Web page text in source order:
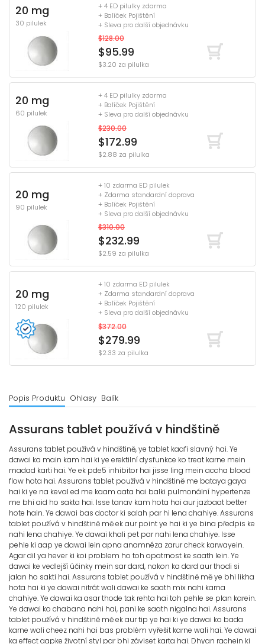
20 mg
30 pilulek
+ 4 ED pilulky zdarma
+ Balíček Pojištění
+ Sleva pro další objednávku
$128.00
$95.99
$3.20 za pilulka
20 mg
60 pilulek
+ 4 ED pilulky zdarma
+ Balíček Pojištění
+ Sleva pro další objednávku
$230.00
$172.99
$2.88 za pilulka
20 mg
90 pilulek
+ 10 zdarma ED pilulek
+ Zdarma standardní doprava
+ Balíček Pojištění
+ Sleva pro další objednávku
$310.00
$232.99
$2.59 za pilulka
20 mg
120 pilulek
+ 10 zdarma ED pilulek
+ Zdarma standardní doprava
+ Balíček Pojištění
+ Sleva pro další objednávku
$372.00
$279.99
$2.33 za pilulka
Popis Produktu Ohlasy Balík
Assurans tablet používá v hindštině
Assurans tablet používá v hindštině, ye tablet kaafi slavný hai. Ye
dawai ka main kam hai ki ye erektilní dysfunkce ko treat karne mein
madad karti hai. Ye ek pde5 inhibitor hai jisse ling mein accha blood
flow hota hai. Assurans tablet používá v hindštině me bataya gaya
hai ki ye na keval ed me kaam aata hai balki pulmonální hypertenze
me bhi aid ho sakta hai. Isse tanav kam hota hai aur jazbaat better
hote hain. Ye dawai bas doctor ki salah par hi lena chahiye. Assurans
tablet používá v hindštině mě ek aur point ye hai ki ye bina předpis ke
nahi lena chahiye. Ye dawai khali pet par nahi lena chahiye. Isse
pehle ki aap ye dawai lein apna anamnéza zarur check karwayein.
Agar dil ya hever ki koi problem ho toh opatrnost ke saath lein. Ye
dawai ke vedlejší účinky mein sar dard, nakon ka dard aur thodi si
jalan ho sakti hai. Assurans tablet používá v hindštině mě ye bhi likha
hota hai ki ye dawai nitrát wali dawai ke saath mix nahi karna
chahiye. Ye dawai ka asar thode tak rehta hai toh pehle se plan karein.
Ye dawai ko chabana nahi hai, pani ke saath nigalna hai. Assurans
tablet používá v hindštině mě ek aur tip ye hai ki ye dawai ko bada
karne wali cheez nahi hai bas problém vyřešit karne wali hai. Ye dawai
ka effect aapke životní styl par bhi záviset karta hai. Dhyan rachein ki